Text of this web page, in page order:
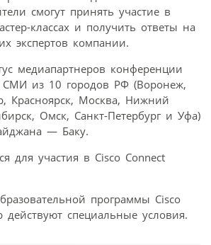
смогут принять участие в
классах и получить ответы на
экспертов компании.
медиапартнеров конференции
из 10 городов РФ (Воронеж,
Красноярск, Москва, Нижний
Омск, Санкт-Петербург и Уфа)
— Баку.
для участия в Cisco Connect
программы Cisco
действуют специальные условия.